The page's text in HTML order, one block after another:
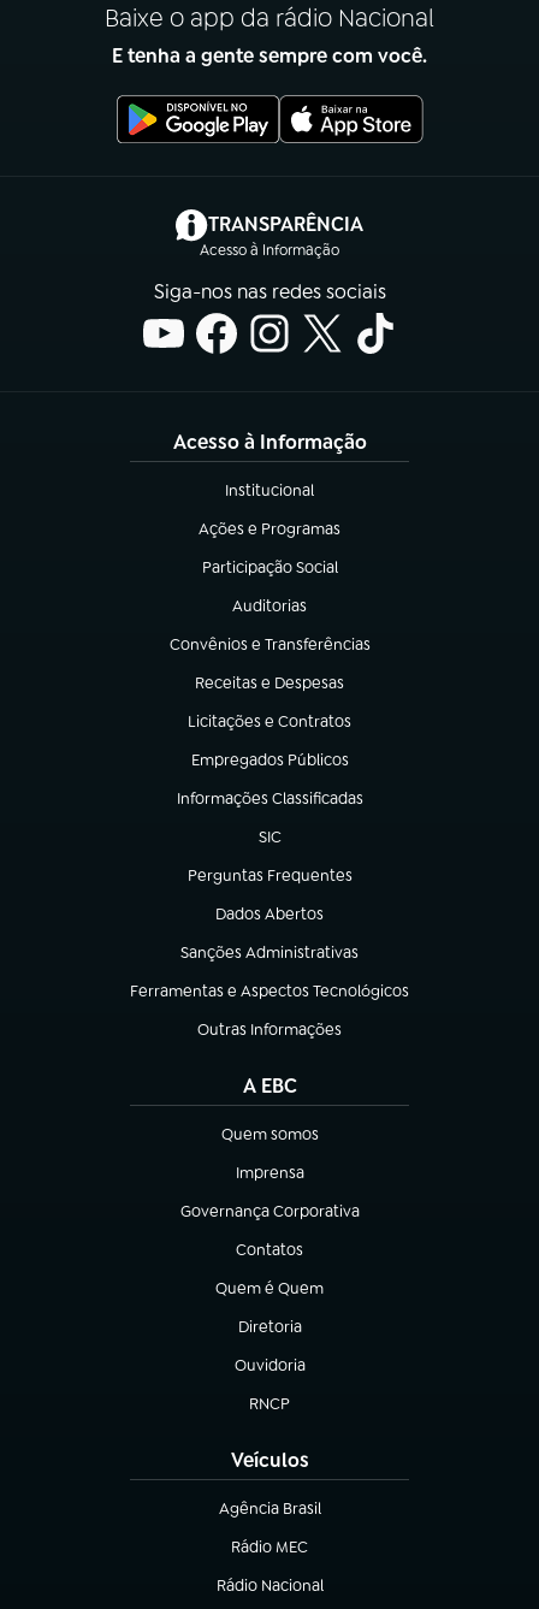
Baixe o app da rádio Nacional
E tenha a gente sempre com você.
TRANSPARÊNCIA
Acesso à Informação
(abre em nova aba)
Siga-nos nas redes sociais
Acesso à Informação
Institucional
(abre em nova aba)
Ações e Programas
(abre em nova aba)
Participação Social
(abre em nova aba)
Auditorias
(abre em nova aba)
Convênios e Transferências
(abre em nova aba)
Receitas e Despesas
(abre em nova aba)
Licitações e Contratos
(abre em nova aba)
Empregados Públicos
(abre em nova aba)
Informações Classificadas
(abre em nova aba)
SIC
(abre em nova aba)
Perguntas Frequentes
(abre em nova aba)
Dados Abertos
(abre em nova aba)
Sanções Administrativas
(abre em nova aba)
Ferramentas e Aspectos Tecnológicos
(abre em nova aba)
Outras Informações
(abre em nova aba)
A EBC
Quem somos
(abre em nova aba)
Imprensa
(abre em nova aba)
Governança Corporativa
(abre em nova aba)
Contatos
(abre em nova aba)
Quem é Quem
(abre em nova aba)
Diretoria
(abre em nova aba)
Ouvidoria
(abre em nova aba)
RNCP
(abre em nova aba)
Veículos
Agência Brasil
(abre em nova aba)
Rádio MEC
(abre em nova aba)
Rádio Nacional